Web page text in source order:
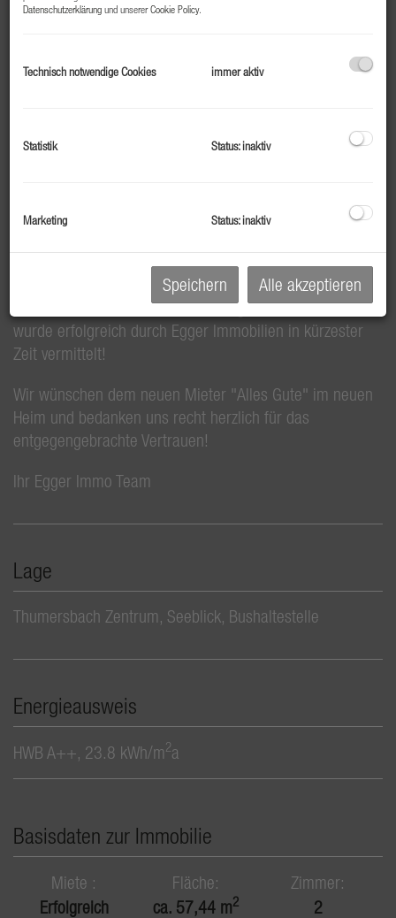
Beschreibung
Die wunderschöne Neubauwohnung mit zwei Zimmern
wurde erfolgreich durch Egger Immobilien in kürzester
Zeit vermittelt!
Wir wünschen dem neuen Mieter "Alles Gute" im neuen
Heim und bedanken uns recht herzlich für das
entgegengebrachte Vertrauen!
Ihr Egger Immo Team
Lage
Thumersbach Zentrum, Seeblick, Bushaltestelle
Energieausweis
HWB A++, 23.8 kWh/m2a
Basisdaten zur Immobilie
Miete
Erfolgreich
Fläche
ca. 57,44 m2
Zimmer
2
Datenschutzerklärung und unsererCookie Policy.
Technisch notwendige Cookies immer aktiv
Statistik Status: inaktiv
Marketing Status: inaktiv
Speichern Alle akzeptieren